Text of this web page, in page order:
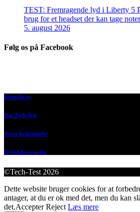
TEST: Fremragende lyd i Liberty 5
brug for et headset der kan tage
5. august 2026
Følg os på Facebook
Kontakt os
Om Tech-Test
Vores bedømmelse
Nyhedsbrevsarkiv
©Tech-Test 2026
Dette website bruger cookies for at
antager, at du er ok med det, men du kan
det.Accepter Reject Læs mere